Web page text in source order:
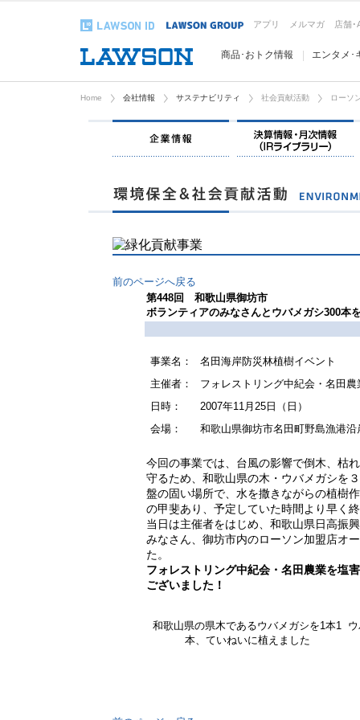
アプリ メルマガ 店舗･
商品･おトク情報 エンタメ･
Home 会社情報 サステナビリティ 社会貢献活動 ローソ
企業情報
前のページへ戻る
第448回 和歌山県御坊市
ボランティアのみなさんとウバメガシ300本
事業名：
名田海岸防災林植樹イベント
主催者：
フォレストリング中紀会・名田
日時：
2007年11月25日（日）
会場：
和歌山県御坊市名田町野島漁港沿
今回の事業では、台風の影響で倒木、枯
守るため、和歌山県の木・ウバメガシを
盤の固い場所で、水を撒きながらの植樹
の甲斐あり、予定していた時間より早く
当日は主催者をはじめ、和歌山県日高振
みなさん、御坊市内のローソン加盟店オ
た。
フォレストリング中紀会・名田農業を塩
ございました！
和歌山県の県木であるウバメガシを1本1
本、ていねいに植えました